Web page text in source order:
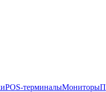
POS-терминалыМониторы